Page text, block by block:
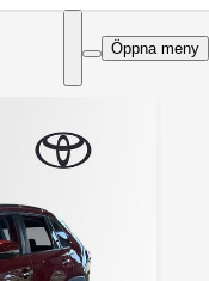
Öppna meny